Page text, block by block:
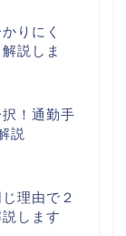
りにく
説しま
！通勤手
説
理由で２
します